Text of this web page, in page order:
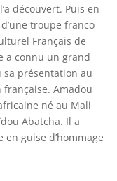
découvert. Puis en
troupe franco
Français de
a connu un grand
sa présentation au
française. Amadou
né au Mali
Abatcha. Il a
en guise d’hommage